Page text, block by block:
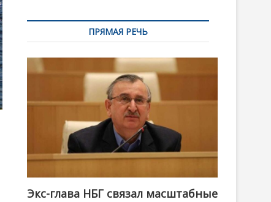
ПРЯМАЯ РЕЧЬ
Экс-глава НБГ связал масштабные